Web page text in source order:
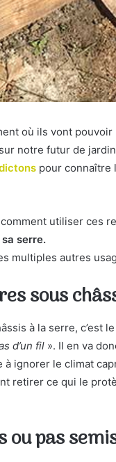
où ils vont pouvoir
notre futur de
pour connaître
utiliser ces
serre.
multiples autres
sous
à la serre, c’est
d’un fil ». Il en va
ignorer le climat
retirer ce qui le
ou pas